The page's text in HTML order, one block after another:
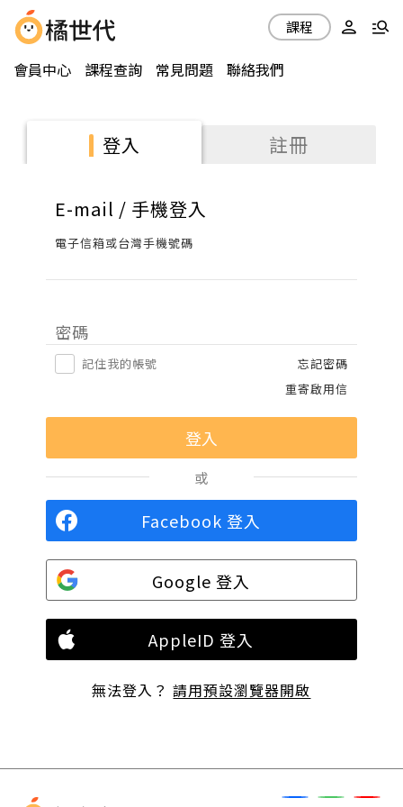
會員中心 課程查詢 常見問題 聯絡我們
課程
登入 註冊
E-mail / 手機登入
電子信箱或台灣手機號碼
密碼
記住我的帳號
忘記密碼
重寄啟用信
或
Facebook 登入
Google 登入
AppleID 登入
無法登入？請用預設瀏覽器開啟